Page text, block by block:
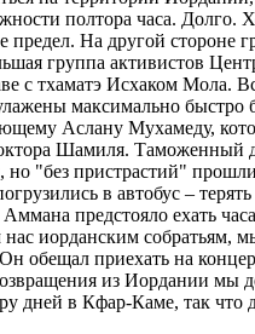
полтора часа. Долго.
предел. На другой стороне
группа активистов
с тхаматэ Исхаком Мола.
максимально быстро
Аслану Мухамеду,
Шамиля. Таможенный
но "без пристрастий"
в автобус –
Аммана предстояло ехать
иорданским собратьям,
обещал приехать на
из Иордании мы
дней в Кфар-Каме, так что